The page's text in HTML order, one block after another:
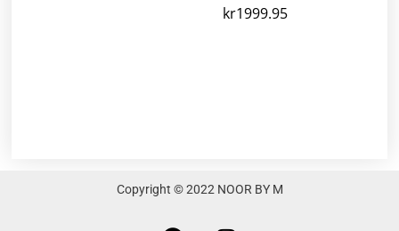
kr1999.95
Copyright © 2022 NOOR BY M